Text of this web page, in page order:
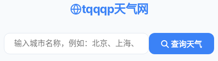
tqqqp天气网
查询天气